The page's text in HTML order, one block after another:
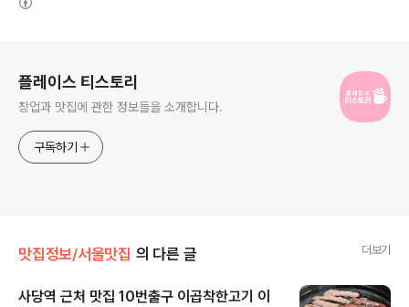
플레이스 티스토리
창업과 맛집에 관한 정보들을 소개합니다.
구독하기
맛집정보/서울맛집 의 다른 글 더보기
사당역 근처 맛집 10번출구 이곱착한고기 이